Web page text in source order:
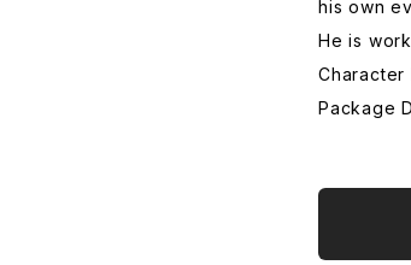
his own
He is
Character
Package